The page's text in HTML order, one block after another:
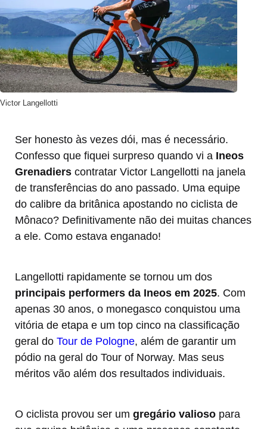
Victor Langellotti
Ser honesto às vezes dói, mas é necessário.
Confesso que fiquei surpreso quando vi a Ineos
Grenadiers contratar Victor Langellotti na janela
de transferências do ano passado. Uma equipe
do calibre da britânica apostando no ciclista de
Mônaco? Definitivamente não dei muitas chances
a ele. Como estava enganado!
Langellotti rapidamente se tornou um dos
principais performers da Ineos em 2025. Com
apenas 30 anos, o monegasco conquistou uma
vitória de etapa e um top cinco na classificação
geral do Tour de Pologne, além de garantir um
pódio na geral do Tour of Norway. Mas seus
méritos vão além dos resultados individuais.
O ciclista provou ser um gregário valioso para